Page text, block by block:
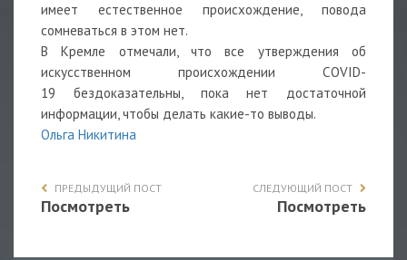
имеет естественное происхождение, повода
сомневаться в этом нет.
В Кремле отмечали, что все утверждения об
искусственном происхождении COVID-
19 бездоказательны, пока нет достаточной
информации, чтобы делать какие-то выводы.
Ольга Никитина
ПРЕДЫДУЩИЙ ПОСТ
Посмотреть
СЛЕДУЮЩИЙ ПОСТ
Посмотреть